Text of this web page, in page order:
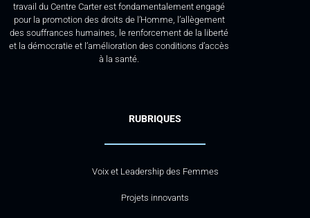
travail du Centre Carter est fondamentalement engagé
pour la promotion des droits de l’Homme, l’allègement
des souffrances humaines, le renforcement de la liberté
et la démocratie et l’amélioration des conditions d’accès
à la santé.
RUBRIQUES
Voix et Leadership des Femmes
Projets innovants